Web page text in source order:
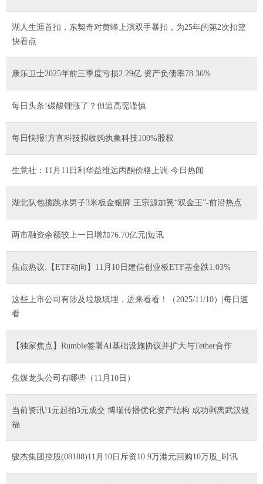
湖人生涯首扣，东契奇对黄蜂上演双手暴扣，为25年的第2次扣篮
快看点
康乐卫士2025年前三季度亏损2.29亿 资产负债率78.36%
每日头条!碳酸锂涨了？但追高需谨慎
每日快报!方直科技拟收购执象科技100%股权
生意社：11月11日利华益维远丙酮价格上调-今日热闻
湖北队包揽跳水男子3米板金银牌 王宗源加冕“双金王”-前沿热点
两市融资余额较上一日增加76.70亿元|短讯
焦点热议:【ETF动向】11月10日建信创业板ETF基金跌1.03%
这些上市公司有涉及垃圾填埋，进来看看！（2025/11/10）|每日速
看
【独家焦点】Rumble签署AI基础设施协议并扩大与Tether合作
焦煤龙头公司有哪些（11月10日）
当前资讯!1元起拍3元成交 博瑞传播优化资产结构 成功剥离武汉银
福
骏杰集团控股(08188)11月10日斥资10.9万港元回购10万股_时讯